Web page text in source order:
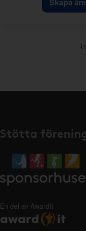
I
Stötta
En del av AwardIt